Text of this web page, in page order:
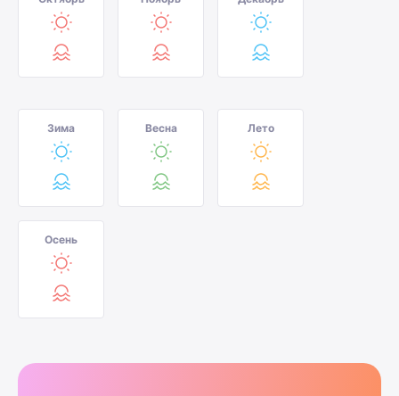
Зима Весна Лето
Осень